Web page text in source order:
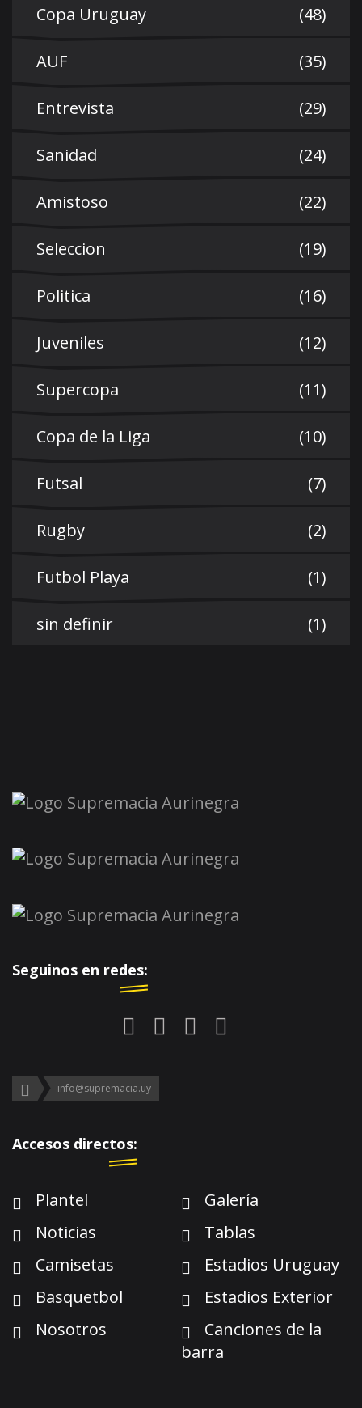
Copa Uruguay (48)
AUF (35)
Entrevista (29)
Sanidad (24)
Amistoso (22)
Seleccion (19)
Politica (16)
Juveniles (12)
Supercopa (11)
Copa de la Liga (10)
Futsal (7)
Rugby (2)
Futbol Playa (1)
sin definir (1)
Seguinos en redes:
info@supremacia.uy
Accesos directos:
Plantel
Galería
Noticias
Tablas
Camisetas
Estadios Uruguay
Basquetbol
Estadios Exterior
Nosotros
Canciones de la
barra